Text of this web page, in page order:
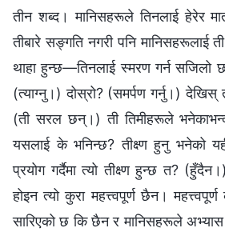
तीन शब्‍द। मानिसहरूले तिनलाई हेरेर
तीबारे सङ्गति नगरी पनि मानिसहरूलाई
थाहा हुन्छ—तिनलाई स्मरण गर्न सजिलो
(त्याग्‍नु।) दोस्रो? (समर्पण गर्नु।)
(ती सरल छन्।) ती तिमीहरूले
यसलाई के भनिन्छ? तीक्ष्ण हुनु भनेको
प्रयोग गर्दैमा त्यो तीक्ष्ण हुन्छ त?
होइन त्यो कुरा महत्त्वपूर्ण छैन।
सारिएको छ कि छैन र मानिसहरूले अभ्यास